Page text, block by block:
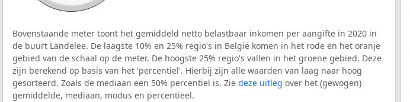
Bovenstaande meter toont het gemiddeld netto belastbaar inkomen per aangifte in 2020 in
de buurt Landelee. De laagste 10% en 25% regio's in België komen in het rode en het oranje
gebied van de schaal op de meter. De hoogste 25% regio's vallen in het groene gebied. Deze
zijn berekend op basis van het 'percentiel'. Hierbij zijn alle waarden van laag naar hoog
gesorteerd. Zoals de mediaan een 50% percentiel is. Zie deze uitleg over het (gewogen)
gemiddelde, mediaan, modus en percentieel.